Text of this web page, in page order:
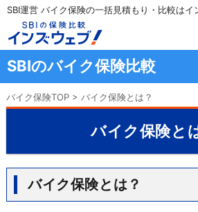
SBI運営 バイク保険の一括見積もり・比較はイ
SBIのバイク保険比較
バイク保険TOP> バイク保険とは？
バイク保険と
バイク保険とは？